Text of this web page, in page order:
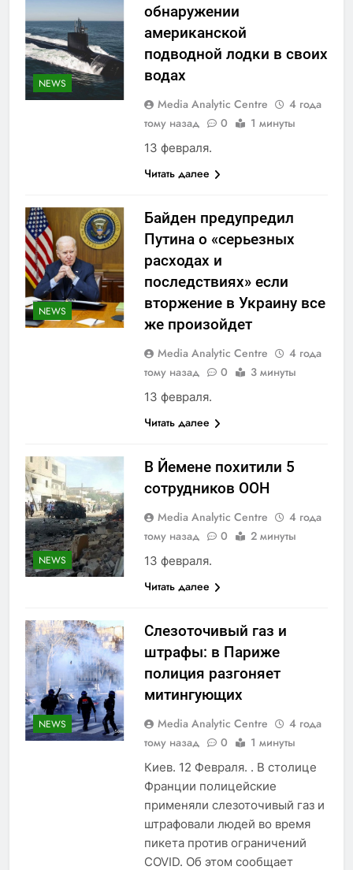
NEWS
обнаружении
американской
подводной лодки в своих
водах
Media Analytic Centre
4 года
тому назад
0 1 минуты
13 февраля.
Читать далее
NEWS
Байден предупредил
Путина о «серьезных
расходах и
последствиях» если
вторжение в Украину все
же произойдет
Media Analytic Centre
4 года
тому назад
0 3 минуты
13 февраля.
Читать далее
NEWS
В Йемене похитили 5
сотрудников ООН
Media Analytic Centre
4 года
тому назад
0 2 минуты
13 февраля.
Читать далее
NEWS
Слезоточивый газ и
штрафы: в Париже
полиция разгоняет
митингующих
Media Analytic Centre
4 года
тому назад
0 1 минуты
Киев. 12 Февраля. . В столице
Франции полицейские
применяли слезоточивый газ и
штрафовали людей во время
пикета против ограничений
COVID. Об этом сообщает